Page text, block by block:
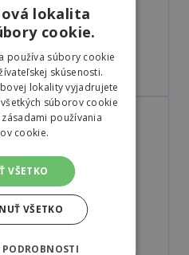
A B
73 dB
štítok
lokalita
cookie.
používa súbory cookie
skúsenosti.
lokality vyjadrujete
súborov cookie
používania
cookie.
VŠETKO
VŠETKO